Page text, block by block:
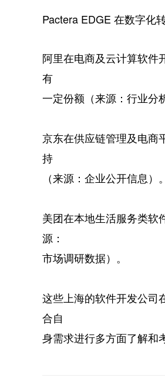
Pactera EDGE 在数字化
阿里在电商及云计算软件
有
一定份额（来源：行业分
京东在供应链管理及电商
持
（来源：企业公开信息）。
美团在本地生活服务类软
源：
市场调研数据）。
这些上海的软件开发公司
合自
身需求进行多方面了解和